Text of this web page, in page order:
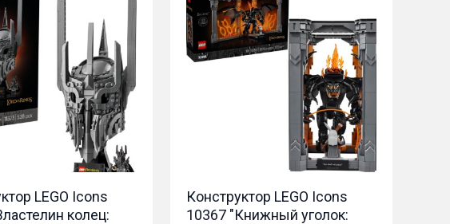
LEGO Icons
колец:
Конструктор LEGO Icons
10367 "Книжный уголок: